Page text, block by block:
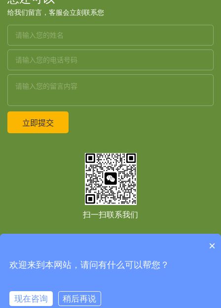
给我们留言，客服会立刻联系您
扫一扫联系我们
责声明
网站地图 网站地图
沪ICP备2020037985号-1
 
×
欢迎来到本网站，请问有什么可以帮您？
现在咨询
稍后再说